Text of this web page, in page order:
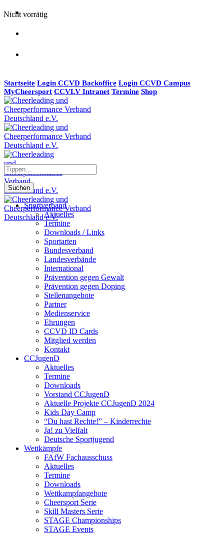
Startseite Login CCVD Backoffice Login CCVD Campus
MyCheersport CCVLV Intranet Termine Shop
Suchen
Sportverband
Aktuelles
Termine
Downloads / Links
Sportarten
Bundesverband
Landesverbände
International
Prävention gegen Gewalt
Prävention gegen Doping
Stellenangebote
Partner
Medienservice
Ehrungen
CCVD ID Cards
Mitglied werden
Kontakt
CCJugenD
Aktuelles
Termine
Downloads
Vorstand CCJugenD
Aktuelle Projekte CCJugenD 2024
Kids Day Camp
“Du hast Rechte!” – Kinderrechte
Ja! zu Vielfalt
Deutsche Sportjugend
Wettkämpfe
FAfW Fachausschuss
Aktuelles
Termine
Downloads
Wettkampfangebote
Cheersport Serie
Skill Masters Serie
STAGE Championships
STAGE Events
Nicht vorrätig